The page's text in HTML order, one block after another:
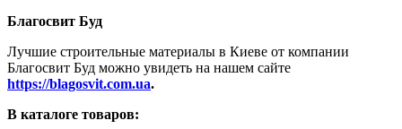
Благосвит Буд
Лучшие строительные материалы в Киеве от компании
Благосвит Буд можно увидеть на нашем сайте
https://blagosvit.com.ua.
В каталоге товаров: